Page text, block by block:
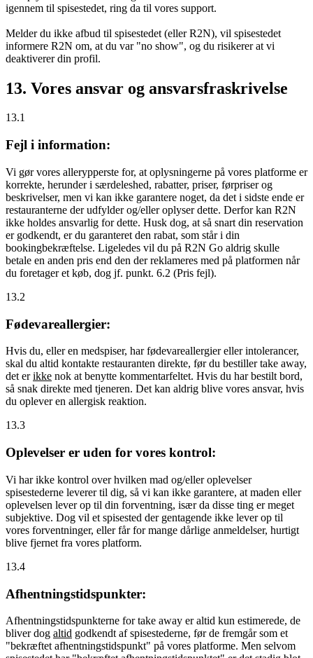
igennem til spisestedet, ring da til vores support.
Melder du ikke afbud til spisestedet (eller R2N), vil spisestedet
informere R2N om, at du var "no show", og du risikerer at vi
deaktiverer din profil.
13. Vores ansvar og ansvarsfraskrivelse
13.1
Fejl i information:
Vi gør vores allerypperste for, at oplysningerne på vores platforme er
korrekte, herunder i særdeleshed, rabatter, priser, førpriser og
beskrivelser, men vi kan ikke garantere noget, da det i sidste ende er
restauranterne der udfylder og/eller oplyser dette. Derfor kan R2N
ikke holdes ansvarlig for dette. Husk dog, at så snart din reservation
er godkendt, er du garanteret den rabat, som står i din
bookingbekræftelse. Ligeledes vil du på R2N Go aldrig skulle
betale en anden pris end den der reklameres med på platformen når
du foretager et køb, dog jf. punkt. 6.2 (Pris fejl).
13.2
Fødevareallergier:
Hvis du, eller en medspiser, har fødevareallergier eller intolerancer,
skal du altid kontakte restauranten direkte, før du bestiller take away,
det erikke nok at benytte kommentarfeltet. Hvis du har bestilt bord,
så snak direkte med tjeneren. Det kan aldrig blive vores ansvar, hvis
du oplever en allergisk reaktion.
13.3
Oplevelser er uden for vores kontrol:
Vi har ikke kontrol over hvilken mad og/eller oplevelser
spisestederne leverer til dig, så vi kan ikke garantere, at maden eller
oplevelsen lever op til din forventning, især da disse ting er meget
subjektive. Dog vil et spisested der gentagende ikke lever op til
vores forventninger, eller får for mange dårlige anmeldelser, hurtigt
blive fjernet fra vores platform.
13.4
Afhentningstidspunkter:
Afhentningstidspunkterne for take away er altid kun estimerede, de
bliver dog altid godkendt af spisestederne, før de fremgår som et
"bekræftet afhentningstidspunkt" på vores platforme. Men selvom